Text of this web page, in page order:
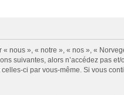
nous », « notre », « nos », «
suivantes, alors n’accédez pas
ci par vous-même. Si vous